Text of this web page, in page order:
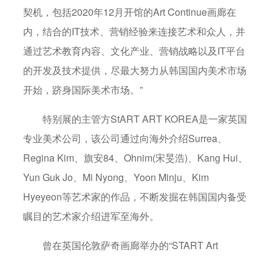
契机，包括2020年12月开馆的Art Continue画廊在
内，结合的IT技术、营销经验来连接艺术和众人，并
通过艺术教育内容、文化产业、营销战略以及IT平台
的开发及技术提供，尽最大努力从韩国国内美术市场
开始，跻身国际美术市场。”
特别展的主管方StART ART KOREA是一家英国
专业美术公司，该公司通过向海外介绍Surrea、
Regina Kim、旗安84、Ohnim(宋旻浩)、Kang Hui、
Yun Guk Jo、Mi Nyong、Yoon Minju、Kim
Hyeyeon等艺术家的作品，不断发掘在韩国国内备受
瞩目的艺术家介绍进军至海外。
曾在英国伦敦萨奇画廊举办的“START Art